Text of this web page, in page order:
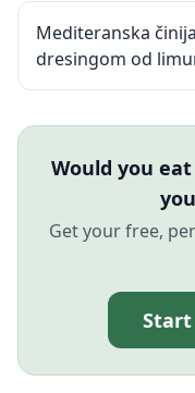
Mediteranska
dresingom od
Would you
Get your free,